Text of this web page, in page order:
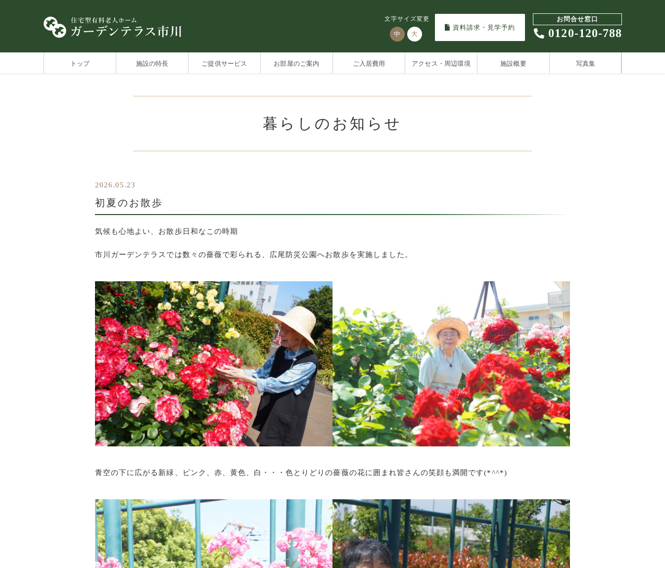
文字サイズ変更
中 大
資料請求・見学予約
お問合せ窓口
0120-120-788
トップ 施設の特長 ご提供サービス お部屋のご案内 ご入居費用 アクセス・周辺環境 施設概要 写真集
暮らしのお知らせ
2026.05.23
初夏のお散歩
気候も心地よい、お散歩日和なこの時期
市川ガーデンテラスでは数々の薔薇で彩られる、広尾防災公園へお散歩を実施しました。
青空の下に広がる新緑、ピンク、赤、黄色、白・・・色とりどりの薔薇の花に囲まれ皆さんの笑顔も満開です(*^^*)